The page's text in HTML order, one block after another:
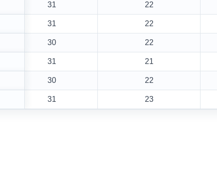
31 22
31 22
30 22
31 21
30 22
31 23